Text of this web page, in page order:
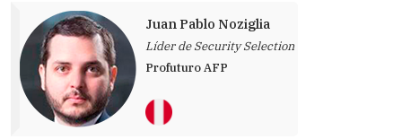
Juan Pablo Noziglia
Líder de Security Selection
Profuturo AFP